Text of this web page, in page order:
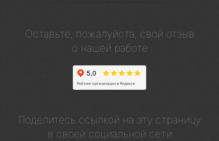
Оставьте, пожалуйста, свой отзыв
о нашей работе
Поделитесь ссылкой на эту страницу
в своей социальной сети